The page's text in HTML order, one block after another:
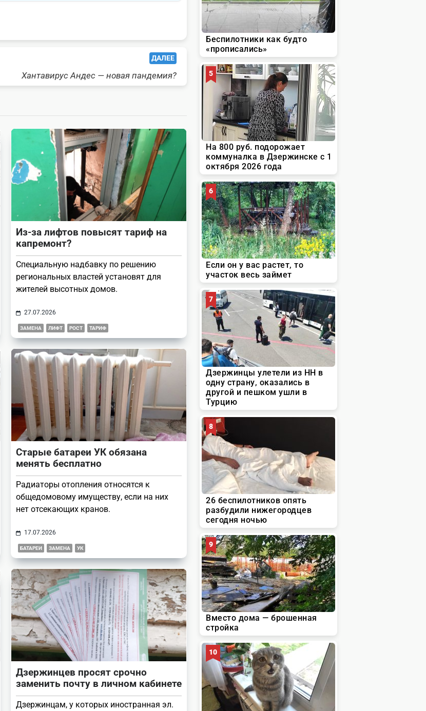
ДАЛЕЕ
Хантавирус Андес — новая пандемия?
Из-за лифтов повысят тариф на
капремонт?
Специальную надбавку по решению
региональных властей установят для
жителей высотных домов.
27.07.2026
ЗАМЕНА ЛИФТ РОСТ ТАРИФ
Старые батареи УК обязана
менять бесплатно
Радиаторы отопления относятся к
общедомовому имуществу, если на них
нет отсекающих кранов.
17.07.2026
БАТАРЕИ ЗАМЕНА УК
Дзержинцев просят срочно
заменить почту в личном кабинете
Дзержинцам, у которых иностранная эл.